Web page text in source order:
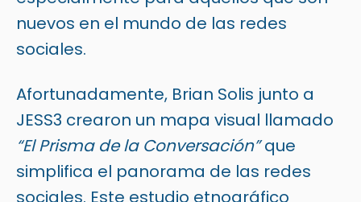
nuevos en el mundo de las redes
sociales.
Afortunadamente, Brian Solis junto a
JESS3 crearon un mapa visual llamado
“El Prisma de la Conversación”que
simplifica el panorama de las redes
sociales. Este estudio etnográfico